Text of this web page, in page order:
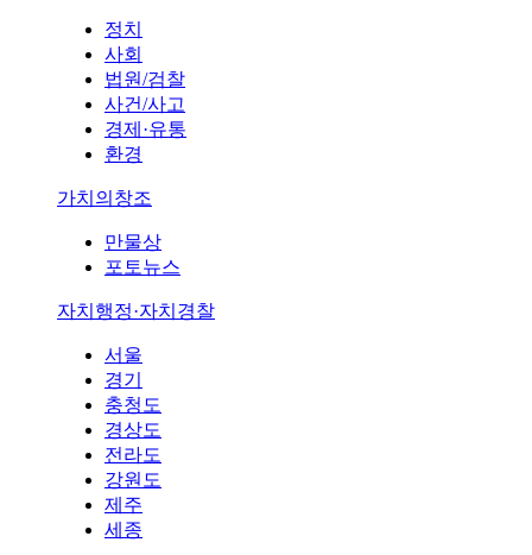
정치
사회
법원/검찰
사건/사고
경제·유통
환경
가치의창조
만물상
포토뉴스
자치행정·자치경찰
서울
경기
충청도
경상도
전라도
강원도
제주
세종